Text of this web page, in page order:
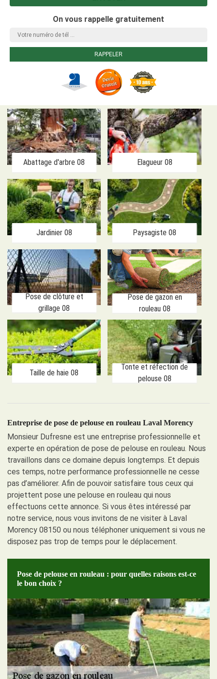
On vous rappelle gratuitement
Abattage d'arbre 08 Elagueur 08
Jardinier 08 Paysagiste 08
Pose de clôture et
grillage 08
Pose de gazon en
rouleau 08
Taille de haie 08
Tonte et réfection de
pelouse 08
Entreprise de pose de pelouse en rouleau Laval Morency
Monsieur Dufresne est une entreprise professionnelle et
experte en opération de pose de pelouse en rouleau. Nous
travaillons dans ce domaine depuis longtemps. Et depuis
ces temps, notre performance professionnelle ne cesse
pas d’améliorer. Afin de pouvoir satisfaire tous ceux qui
projettent pose une pelouse en rouleau qui nous
effectuons cette annonce. Si vous êtes intéressé par
notre service, nous vous invitons de ne visiter à Laval
Morency 08150 ou nous téléphoner uniquement si vous ne
disposez pas trop de temps pour le déplacement.
Pose de pelouse en rouleau : pour quelles raisons est-ce
le bon choix ?